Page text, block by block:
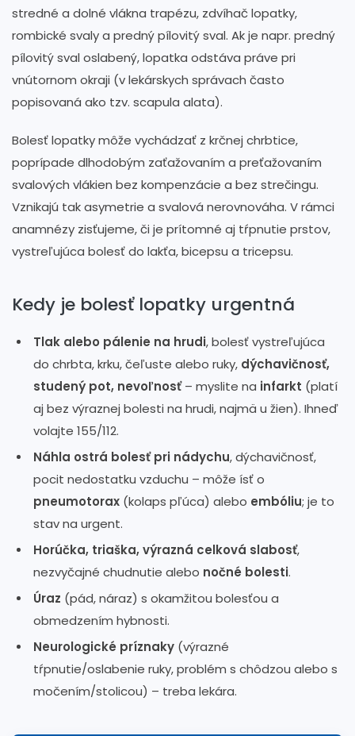
stredné a dolné vlákna trapézu, zdvíhač lopatky,
rombické svaly a predný pílovitý sval. Ak je napr. predný
pílovitý sval oslabený, lopatka odstáva práve pri
vnútornom okraji (v lekárskych správach často
popisovaná ako tzv. scapula alata).
Bolesť lopatky môže vychádzať z krčnej chrbtice,
poprípade dlhodobým zaťažovaním a preťažovaním
svalových vlákien bez kompenzácie a bez strečingu.
Vznikajú tak asymetrie a svalová nerovnováha. V rámci
anamnézy zisťujeme, či je prítomné aj tŕpnutie prstov,
vystreľujúca bolesť do lakťa, bicepsu a tricepsu.
Kedy je bolesť lopatky urgentná
Tlak alebo pálenie na hrudi, bolesť vystreľujúca
do chrbta, krku, čeľuste alebo ruky, dýchavičnosť,
studený pot, nevoľnosť– myslite na infarkt (platí
aj bez výraznej bolesti na hrudi, najmä u žien). Ihneď
volajte 155/112.
Náhla ostrá bolesť pri nádychu, dýchavičnosť,
pocit nedostatku vzduchu – môže ísť o
pneumotorax (kolaps pľúca) alebo embóliu; je to
stav na urgent.
Horúčka, triaška, výrazná celková slabosť,
nezvyčajné chudnutie alebo nočné bolesti.
Úraz (pád, náraz) s okamžitou bolesťou a
obmedzením hybnosti.
Neurologické príznaky (výrazné
tŕpnutie/oslabenie ruky, problém s chôdzou alebo s
močením/stolicou) – treba lekára.